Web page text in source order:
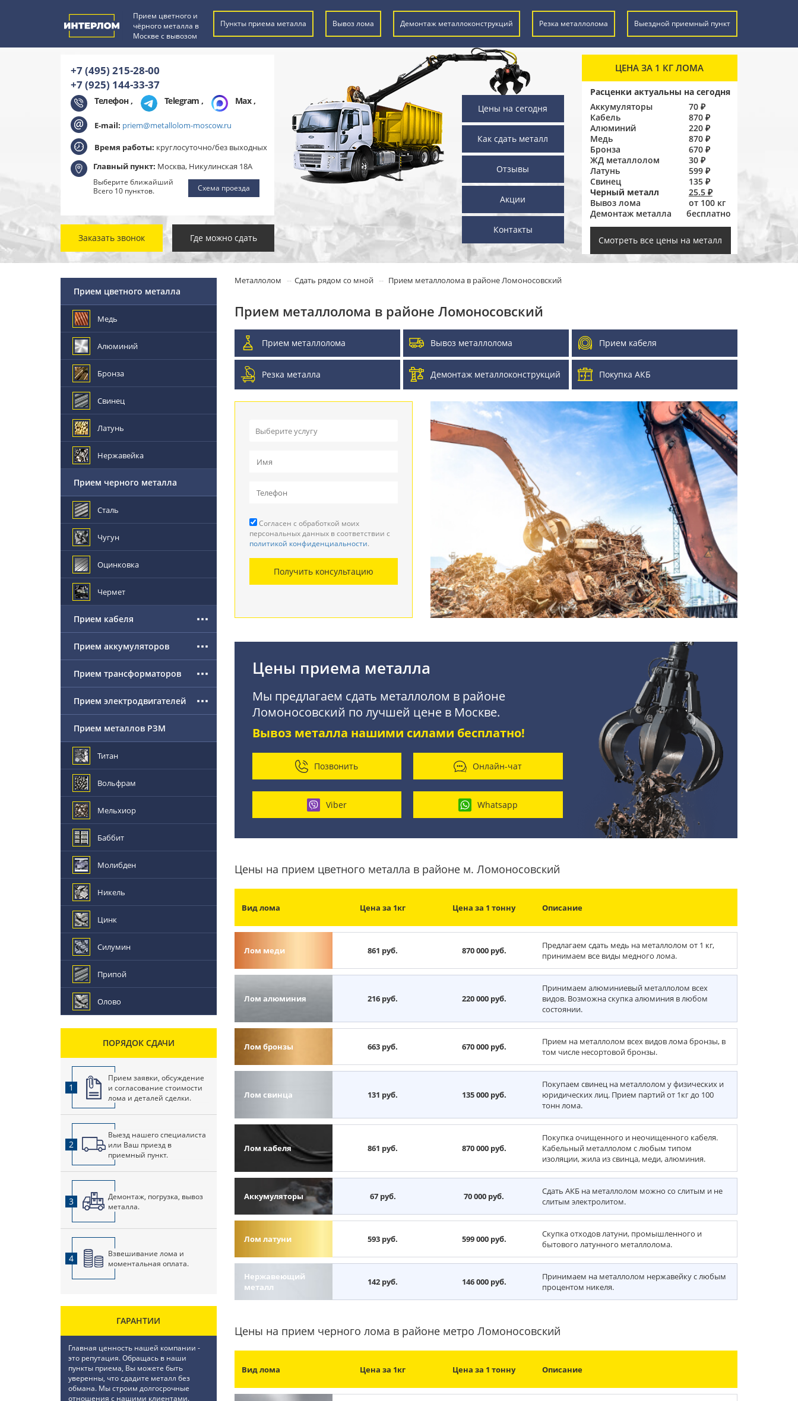
Прием цветного и
чёрного металла в
Москве с вывозом
Пункты приема металла Вывоз лома Демонтаж металлоконструкций Резка металлолома Выездной приемный пункт
+7 (495) 215-28-00
+7 (925) 144-33-37
Телефон , Telegram , Max,
E-mail: priem@metallolom-moscow.ru
Время работы: круглосуточно/без выходных
Главный пункт: Москва, Никулинская 18А
Выберите ближайший
Всего 10 пунктов.
Схема проезда
Заказать звонок Где можно сдать
ЦЕНА ЗА 1 КГ ЛОМА
Расценки актуальны на сегодня
Аккумуляторы
70 ₽
Кабель
870 ₽
Алюминий
220 ₽
Медь
870 ₽
Бронза
670 ₽
ЖД металлолом
30 ₽
Латунь
599 ₽
Свинец
135 ₽
Черный металл
25.5 ₽
Вывоз лома
от 100 кг
Демонтаж металла
бесплатно
Смотреть все цены на металл
Цены на сегодня
Как сдать металл
Отзывы
Акции
Контакты
Металлолом Сдать рядом со мной Прием металлолома в районе Ломоносовский
Прием металлолома в районе Ломоносовский
Прием металлолома Вывоз металлолома Прием кабеля
Резка металла Демонтаж металлоконструкций Покупка АКБ
Выберите услугу
Прием кабеля
Резка металла
Демонтаж металлоконструкций
Покупка АКБ
Согласен с обработкой моих
персональных данных в соответствии с
политикой конфиденциальности.
Получить консультацию
Цены приема металла
Мы предлагаем сдать металлолом в районе
Ломоносовский по лучшей цене в Москве.
Вывоз металла нашими силами бесплатно!
Позвонить Онлайн-чат
Viber Whatsapp
Цены на прием цветного металла в районе м. Ломоносовский
Вид лома Цена за 1кг Цена за 1 тонну Описание
Лом меди 861 руб. 870 000 руб.
Предлагаем сдать медь на металлолом от 1 кг,
принимаем все виды медного лома.
Лом алюминия 216 руб. 220 000 руб.
Принимаем алюминиевый металлолом всех
видов. Возможна скупка алюминия в любом
состоянии.
Лом бронзы 663 руб. 670 000 руб.
Прием на металлолом всех видов лома бронзы, в
том числе несортовой бронзы.
Лом свинца 131 руб. 135 000 руб.
Покупаем свинец на металлолом у физических и
юридических лиц. Прием партий от 1кг до 100
тонн лома.
Лом кабеля 861 руб. 870 000 руб.
Покупка очищенного и неочищенного кабеля.
Кабельный металлолом с любым типом
изоляции, жила из свинца, меди, алюминия.
Аккумуляторы 67 руб. 70 000 руб.
Сдать АКБ на металлолом можно со слитым и не
слитым электролитом.
Лом латуни 593 руб. 599 000 руб.
Скупка отходов латуни, промышленного и
бытового латунного металлолома.
Нержавеющий
металл
142 руб. 146 000 руб.
Принимаем на металлолом нержавейку с любым
процентом никеля.
Цены на прием черного лома в районе метро Ломоносовский
Вид лома Цена за 1кг Цена за 1 тонну Описание
Прием цветного металла
Медь
Алюминий
Бронза
Свинец
Латунь
Нержавейка
Прием черного металла
Сталь
Чугун
Оцинковка
Чермет
Прием кабеля
Прием аккумуляторов
Прием трансформаторов
Прием электродвигателей
Прием металлов РЗМ
Титан
Вольфрам
Мельхиор
Баббит
Молибден
Никель
Цинк
Силумин
Припой
Олово
ПОРЯДОК СДАЧИ
1
Прием заявки, обсуждение
и согласование стоимости
лома и деталей сделки.
2
Выезд нашего специалиста
или Ваш приезд в
приемный пункт.
3
Демонтаж, погрузка, вывоз
металла.
4
Взвешивание лома и
моментальная оплата.
ГАРАНТИИ
Главная ценность нашей компании -
это репутация. Обращась в наши
пункты приема, Вы можете быть
уверенны, что сдадите металл без
обмана. Мы строим долгосрочные
отношения с нашими клиентами.